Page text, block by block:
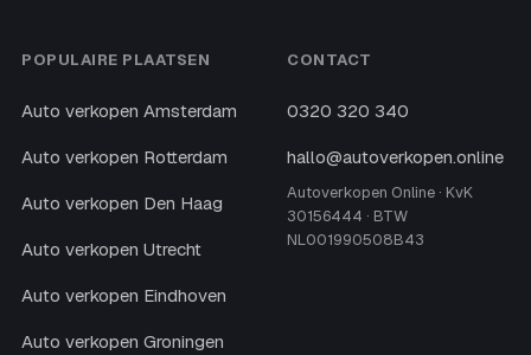
POPULAIRE PLAATSEN
Auto verkopen Amsterdam
Auto verkopen Rotterdam
Auto verkopen Den Haag
Auto verkopen Utrecht
Auto verkopen Eindhoven
Auto verkopen Groningen
CONTACT
0320 320 340
hallo@autoverkopen.online
Autoverkopen Online · KvK
30156444 · BTW
NL001990508B43